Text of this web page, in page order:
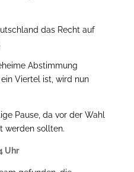
das Recht auf
Abstimmung
Viertel ist, wird nun
Pause, da vor der Wahl
werden sollten.
Uhr